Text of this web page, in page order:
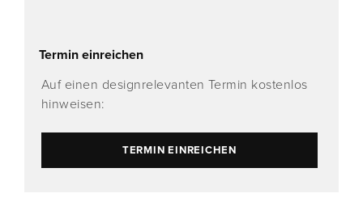
Termin einreichen
Auf einen designrelevanten Termin kostenlos
hinweisen:
TERMIN EINREICHEN